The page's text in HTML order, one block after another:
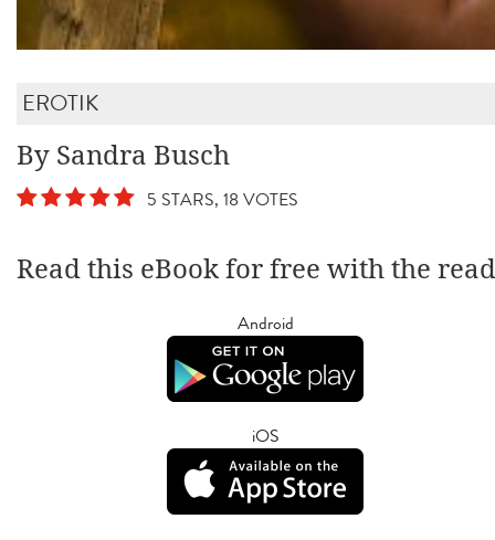
EROTIK
By Sandra Busch
5 STARS, 18 VOTES
Read this eBook for free with the
Android
iOS